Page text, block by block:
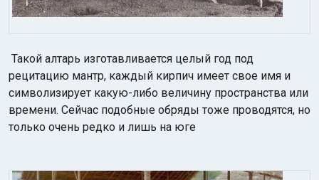
Такой алтарь изготавливается целый год под
рецитацию мантр, каждый кирпич имеет свое имя и
символизирует какую-либо величину пространства или
времени. Сейчас подобные обряды тоже проводятся, но
только очень редко и лишь на юге